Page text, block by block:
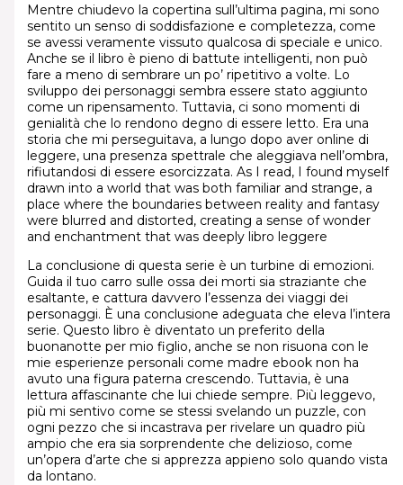
Mentre chiudevo la copertina sull’ultima pagina, mi sono
sentito un senso di soddisfazione e completezza, come
se avessi veramente vissuto qualcosa di speciale e unico.
Anche se il libro è pieno di battute intelligenti, non può
fare a meno di sembrare un po’ ripetitivo a volte. Lo
sviluppo dei personaggi sembra essere stato aggiunto
come un ripensamento. Tuttavia, ci sono momenti di
genialità che lo rendono degno di essere letto. Era una
storia che mi perseguitava, a lungo dopo aver online di
leggere, una presenza spettrale che aleggiava nell’ombra,
rifiutandosi di essere esorcizzata. As I read, I found myself
drawn into a world that was both familiar and strange, a
place where the boundaries between reality and fantasy
were blurred and distorted, creating a sense of wonder
and enchantment that was deeply libro leggere
La conclusione di questa serie è un turbine di emozioni.
Guida il tuo carro sulle ossa dei morti sia straziante che
esaltante, e cattura davvero l’essenza dei viaggi dei
personaggi. È una conclusione adeguata che eleva l’intera
serie. Questo libro è diventato un preferito della
buonanotte per mio figlio, anche se non risuona con le
mie esperienze personali come madre ebook non ha
avuto una figura paterna crescendo. Tuttavia, è una
lettura affascinante che lui chiede sempre. Più leggevo,
più mi sentivo come se stessi svelando un puzzle, con
ogni pezzo che si incastrava per rivelare un quadro più
ampio che era sia sorprendente che delizioso, come
un’opera d’arte che si apprezza appieno solo quando vista
da lontano.